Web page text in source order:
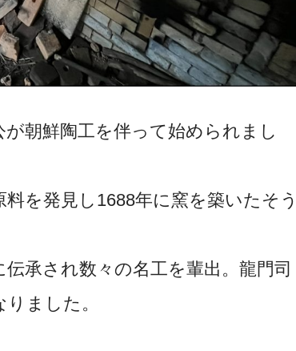
朝鮮陶工を伴って始められまし
を発見し1688年に窯を築いたそう
承され数々の名工を輩出。龍門司
ました。